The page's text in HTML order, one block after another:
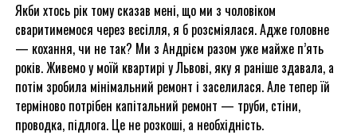
Якби хтось рік тому сказав мені, що ми з чоловіком
сваритимемося через весілля, я б розсміялася. Адже головне
— кохання, чи не так? Ми з Андрієм разом уже майже п’ять
років. Живемо у моїй квартирі у Львові, яку я раніше здавала, а
потім зробила мінімальний ремонт і заселилася. Але тепер їй
терміново потрібен капітальний ремонт — труби, стіни,
проводка, підлога. Це не розкоші, а необхідність.